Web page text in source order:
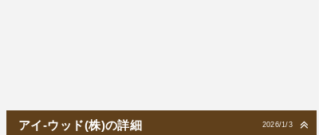
2026/1/3
アイ-ウッド(株)の詳細